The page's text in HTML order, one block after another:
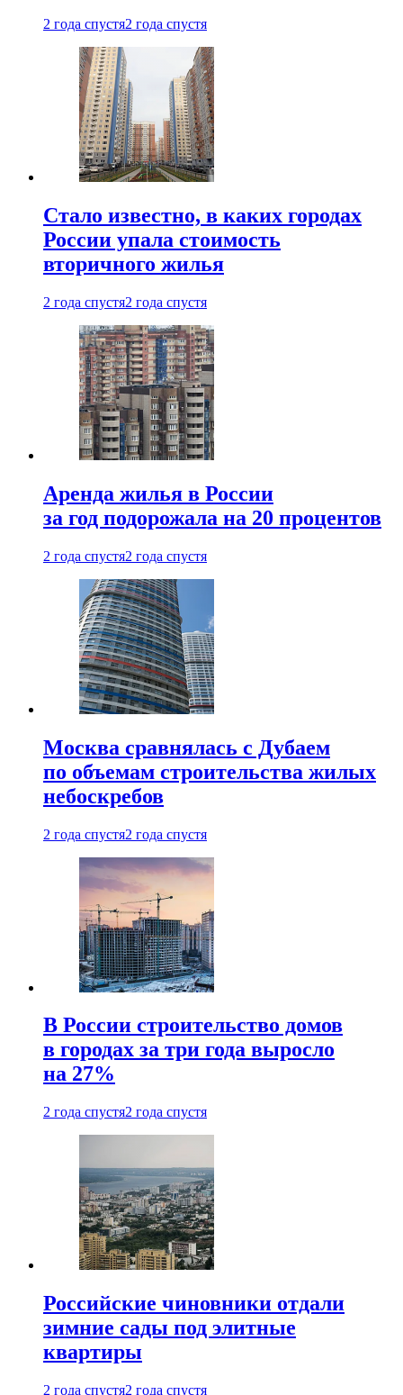
2 года спустя2 года спустя
Стало известно, в каких городах
России упала стоимость
вторичного жилья
2 года спустя2 года спустя
Аренда жилья в России
за год подорожала на 20 процентов
2 года спустя2 года спустя
Москва сравнялась с Дубаем
по объемам строительства жилых
небоскребов
2 года спустя2 года спустя
В России строительство домов
в городах за три года выросло
на 27%
2 года спустя2 года спустя
Российские чиновники отдали
зимние сады под элитные
квартиры
2 года спустя2 года спустя